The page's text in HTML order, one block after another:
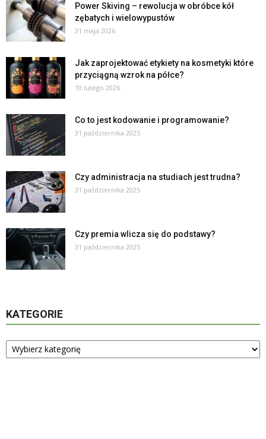
Power Skiving – rewolucja w obróbce kół
zębatych i wielowypustów
31 maja 2026
Jak zaprojektować etykiety na kosmetyki które
przyciągną wzrok na półce?
10 lutego 2026
Co to jest kodowanie i programowanie?
31 października 2025
Czy administracja na studiach jest trudna?
31 października 2025
Czy premia wlicza się do podstawy?
31 października 2025
KATEGORIE
Kategorie